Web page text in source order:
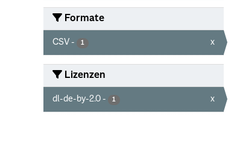
Formate
CSV - 1 x
Lizenzen
dl-de-by-2.0 - 1 x